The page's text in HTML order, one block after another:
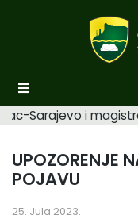
Podaci o Općini
Sarajevo i
UPOZORENJE
POJAVU
25. Jula 2023.